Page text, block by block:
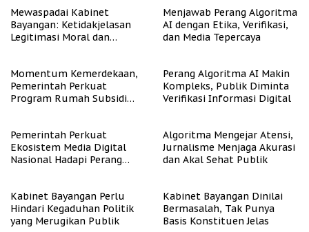
Mewaspadai Kabinet
Bayangan: Ketidakjelasan
Legitimasi Moral dan
Menjawab Perang Algoritma
AI dengan Etika, Verifikasi,
dan Media Tepercaya
Momentum Kemerdekaan,
Pemerintah Perkuat
Program Rumah Subsidi
Perang Algoritma AI Makin
Kompleks, Publik Diminta
Verifikasi Informasi Digital
Pemerintah Perkuat
Ekosistem Media Digital
Nasional Hadapi Perang
Algoritma Mengejar Atensi,
Jurnalisme Menjaga Akurasi
dan Akal Sehat Publik
Kabinet Bayangan Perlu
Hindari Kegaduhan Politik
yang Merugikan Publik
Kabinet Bayangan Dinilai
Bermasalah, Tak Punya
Basis Konstituen Jelas